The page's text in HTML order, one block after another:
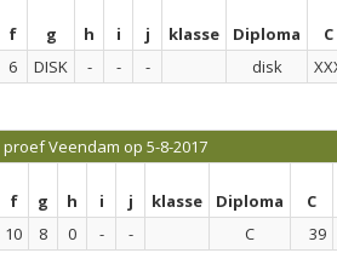
f g h i j klasse Diploma
C
6 DISK - - - disk
Veendam op 5-8-2017
f g h i j klasse Diploma
C
10 8 0 - - C 39